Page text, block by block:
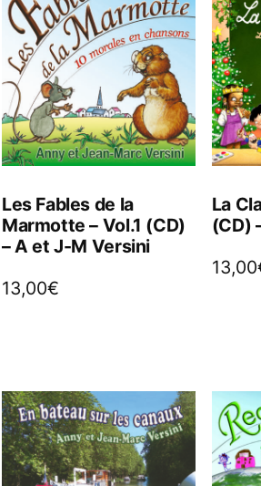
Les Fables de la
Marmotte – Vol.1 (CD)
– A et J-M Versini
13,00€
La
(CD)
13,00